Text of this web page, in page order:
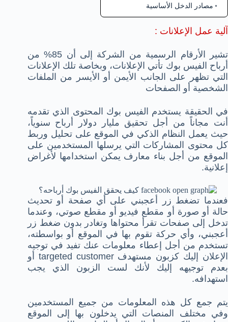
مصادر الدخل الأساسية
آلية عمل الإعلانات :
تشير الأرقام الرسمية من الشركة إلى أن 85% من
أرباح الفيس بوك تأتي الإعلانات، وبخاصة تلك الإعلانات
التي تظهر على الجانب الأيمن أو الأيسر من الملفات
الشخصية أو الصفحات
في الحقيقة يستخدم الفيس بوك المحتوى الذي تقدمه
أنت مجاناً من أجل تحقيق مليار دولار أرباح سنوياً،
حيث يعمل النظام الذكي في الموقع على تحليل وربط
كل محتوى المشاركات التي يرسلها المستخدمين على
الموقع من أجل بناء معارف يمكن استخدامها لأغراض
إعلانية.
فعندما تضغط زر أعجبني على أي صفحة أو تحديث
حالة أو صورة أو مقطع فيديو أو مقطع صوتي، وعندما
تدخل إلى صفحات تقرأ محتواها وتغادر بدون ضغط زر
أعجبني، وأي حركة تقوم بها في الموقع أو بواسطته،
تستخدم من أجل إعطاء معلومات عنك تفيد في توجيه
الإعلان إليك كزبون مستهدف targeted customer أو
بعدم توجيهه إليك لأنك لست الزبون الذي يجب
استهدافه.
يتم جمع كل هذه المعلومات من جميع المستخدمين
وفي مختلف المنصات التي يدخلون بها إلى الموقع